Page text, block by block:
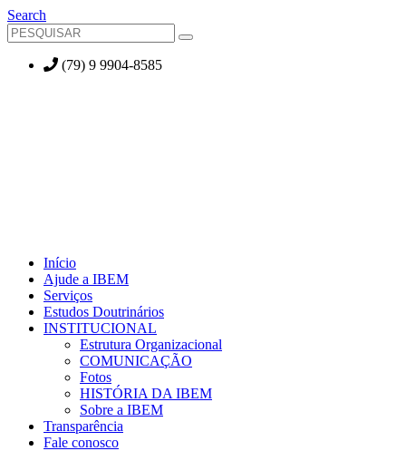
Search
(79) 9 9904-8585
Início
Ajude a IBEM
Serviços
Estudos Doutrinários
INSTITUCIONAL
Estrutura Organizacional
COMUNICAÇÃO
Fotos
HISTÓRIA DA IBEM
Sobre a IBEM
Transparência
Fale conosco